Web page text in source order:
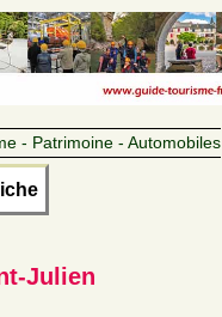
- Patrimoine - Automobiles
Julien